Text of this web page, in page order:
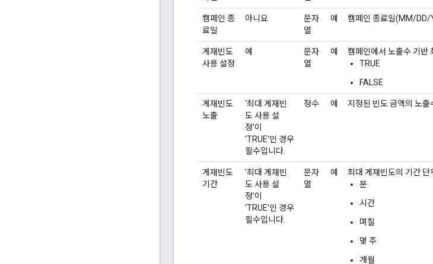
캠페인 종
료일
아니요
문자
열
예 캠페인 종료일(MM/DD/
게재빈도
사용 설정
예
문자
열
예
캠페인에서 노출수 기반
TRUE
FALSE
게재빈도
노출
'최대 게재빈
도 사용 설
정'이
'TRUE'인 경우
필수입니다.
정수 예 지정된 빈도 금액의 노
게재빈도
기간
'최대 게재빈
도 사용 설
정'이
'TRUE'인 경우
필수입니다.
문자
열
예
최대 게재빈도의 기간 단
분
시간
며칠
몇 주
개월